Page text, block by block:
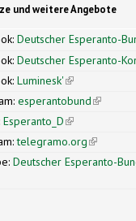
und weitere Angebote
Deutscher Esperanto-
Deutscher Esperanto-
Luminesk'(link is external)
esperantobund(link is
Esperanto_D(link is external)
telegramo.org(link is
Deutscher Esperanto-